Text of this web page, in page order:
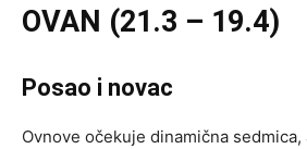
OVAN (21.3 – 19.4)
Posao i novac
Ovnove očekuje dinamična